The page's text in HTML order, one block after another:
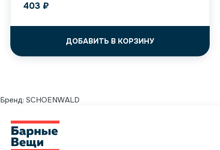
403 ₽
ДОБАВИТЬ В КОРЗИНУ
Бренд: SCHOENWALD